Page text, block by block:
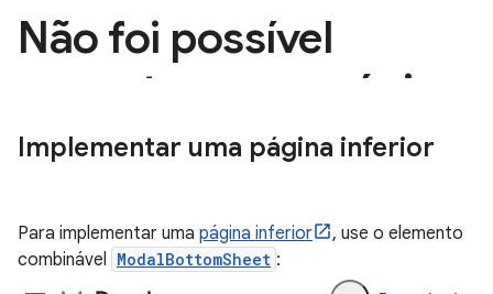
Implementar uma página inferior
Para implementar uma página inferior
, use o elemento
combinável ModalBottomSheet :